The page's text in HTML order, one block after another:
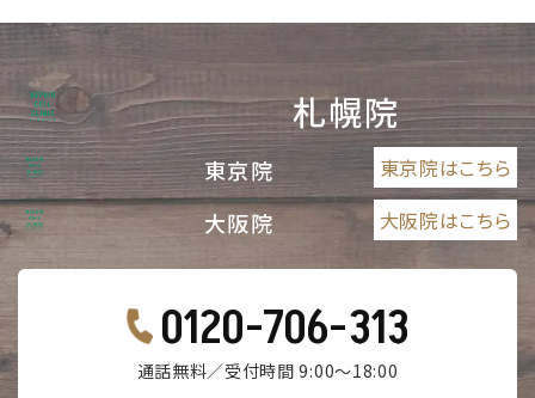
o
札幌院
東京院 東京院はこちら
大阪院 大阪院はこちら
0120-706-313
通話無料／受付時間 9:00～18:00